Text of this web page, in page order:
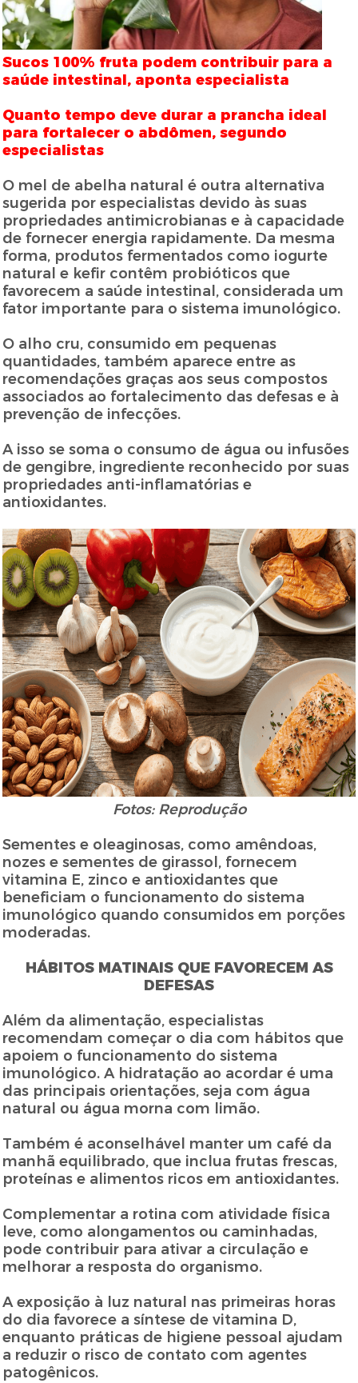
Sucos 100% fruta podem contribuir para a
saúde intestinal, aponta especialista
Quanto tempo deve durar a prancha ideal
para fortalecer o abdômen, segundo
especialistas
O mel de abelha natural é outra alternativa
sugerida por especialistas devido às suas
propriedades antimicrobianas e à capacidade
de fornecer energia rapidamente. Da mesma
forma, produtos fermentados como iogurte
natural e kefir contêm probióticos que
favorecem a saúde intestinal, considerada um
fator importante para o sistema imunológico.
O alho cru, consumido em pequenas
quantidades, também aparece entre as
recomendações graças aos seus compostos
associados ao fortalecimento das defesas e à
prevenção de infecções.
A isso se soma o consumo de água ou infusões
de gengibre, ingrediente reconhecido por suas
propriedades anti-inflamatórias e
antioxidantes.
Fotos: Reprodução
Sementes e oleaginosas, como amêndoas,
nozes e sementes de girassol, fornecem
vitamina E, zinco e antioxidantes que
beneficiam o funcionamento do sistema
imunológico quando consumidos em porções
moderadas.
HÁBITOS MATINAIS QUE FAVORECEM AS
DEFESAS
Além da alimentação, especialistas
recomendam começar o dia com hábitos que
apoiem o funcionamento do sistema
imunológico. A hidratação ao acordar é uma
das principais orientações, seja com água
natural ou água morna com limão.
Também é aconselhável manter um café da
manhã equilibrado, que inclua frutas frescas,
proteínas e alimentos ricos em antioxidantes.
Complementar a rotina com atividade física
leve, como alongamentos ou caminhadas,
pode contribuir para ativar a circulação e
melhorar a resposta do organismo.
A exposição à luz natural nas primeiras horas
do dia favorece a síntese de vitamina D,
enquanto práticas de higiene pessoal ajudam
a reduzir o risco de contato com agentes
patogênicos.